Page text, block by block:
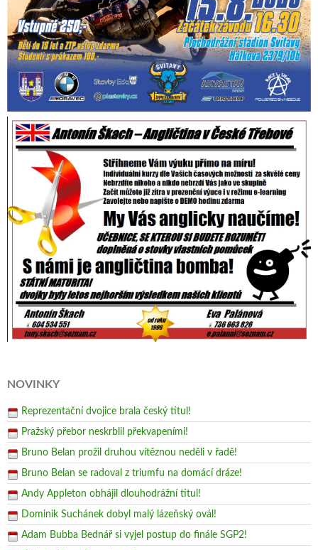
NOVINKY
Reprezentační dvojice brala český titul!
Pražský přebor neskrblil překvapeními!
Bruno Belan prožil druhou vítěznou neděli v řadě!
Bruno Belan se radoval z triumfu na domácí dráze!
Andy Appleton obhájil dlouhodrážní titul!
Dominik Suchánek dobyl malý lázeňský ovál!
Adam Bubba Bednář si vyjel postup do finále SGP2!